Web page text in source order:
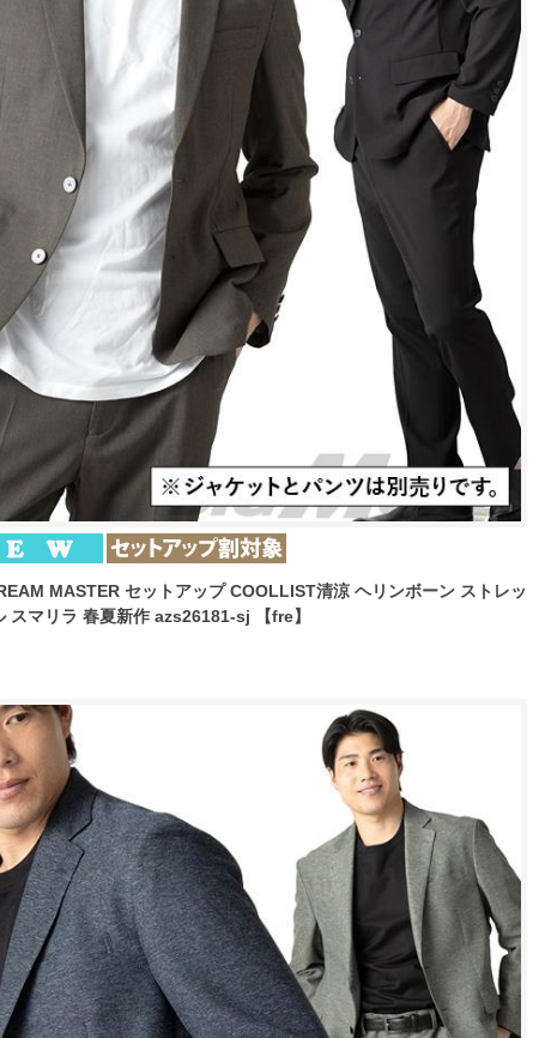
MASTER セットアップ COOLLIST清涼 ヘリンボーン ストレッ
スマリラ 春夏新作 azs26181-sj 【fre】